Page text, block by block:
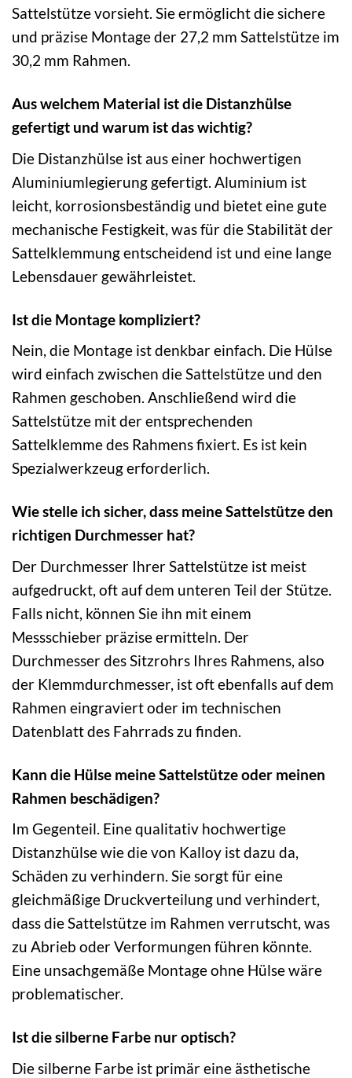
Sattelstütze vorsieht. Sie ermöglicht die sichere
und präzise Montage der 27,2 mm Sattelstütze im
30,2 mm Rahmen.
Aus welchem Material ist die Distanzhülse
gefertigt und warum ist das wichtig?
Die Distanzhülse ist aus einer hochwertigen
Aluminiumlegierung gefertigt. Aluminium ist
leicht, korrosionsbeständig und bietet eine gute
mechanische Festigkeit, was für die Stabilität der
Sattelklemmung entscheidend ist und eine lange
Lebensdauer gewährleistet.
Ist die Montage kompliziert?
Nein, die Montage ist denkbar einfach. Die Hülse
wird einfach zwischen die Sattelstütze und den
Rahmen geschoben. Anschließend wird die
Sattelstütze mit der entsprechenden
Sattelklemme des Rahmens fixiert. Es ist kein
Spezialwerkzeug erforderlich.
Wie stelle ich sicher, dass meine Sattelstütze den
richtigen Durchmesser hat?
Der Durchmesser Ihrer Sattelstütze ist meist
aufgedruckt, oft auf dem unteren Teil der Stütze.
Falls nicht, können Sie ihn mit einem
Messschieber präzise ermitteln. Der
Durchmesser des Sitzrohrs Ihres Rahmens, also
der Klemmdurchmesser, ist oft ebenfalls auf dem
Rahmen eingraviert oder im technischen
Datenblatt des Fahrrads zu finden.
Kann die Hülse meine Sattelstütze oder meinen
Rahmen beschädigen?
Im Gegenteil. Eine qualitativ hochwertige
Distanzhülse wie die von Kalloy ist dazu da,
Schäden zu verhindern. Sie sorgt für eine
gleichmäßige Druckverteilung und verhindert,
dass die Sattelstütze im Rahmen verrutscht, was
zu Abrieb oder Verformungen führen könnte.
Eine unsachgemäße Montage ohne Hülse wäre
problematischer.
Ist die silberne Farbe nur optisch?
Die silberne Farbe ist primär eine ästhetische